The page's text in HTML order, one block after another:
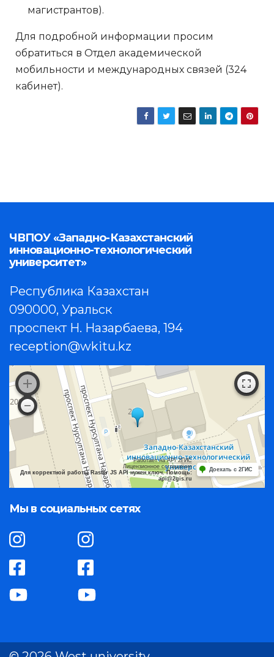
магистрантов).
Для подробной информации просим
обратиться в Отдел академической
мобильности и международных связей (324
кабинет).
ЧВПОУ «Западно-Казахстанский
инновационно-технологический
университет»
Республика Казахстан
090000, Уральск
проспект Н. Назарбаева, 194
reception@wkitu.kz
Работает на API 2ГИС
Лицензионное соглашение
Для корректной работы Raster JS API нужен ключ. Помощь:
api@2gis.ru
Доехать с 2ГИС
Мы в социальных сетях